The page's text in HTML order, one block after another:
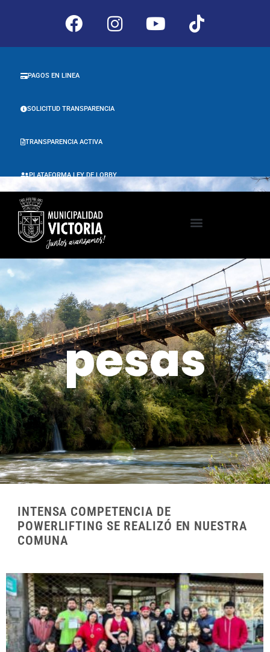
PLATAFORMA LEY DE LOBBY
TRANSPARENCIA ACTIVA
SOLICITUD TRANSPARENCIA
PAGOS EN LINEA
pesas
INTENSA COMPETENCIA DE
POWERLIFTING SE REALIZÓ EN NUESTRA
COMUNA